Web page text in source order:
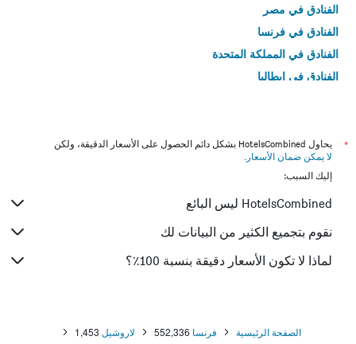
الفنادق في مصر
الفنادق في فرنسا
الفنادق في المملكة المتحدة
الفنادق في إيطاليا
*
يحاول HotelsCombined بشكل دائم الحصول على الأسعار الدقيقة، ولكن
لا يمكن ضمان الأسعار .
إليك السبب:
HotelsCombined ليس البائع
نقوم بتجميع الكثير من البيانات لك
لماذا لا تكون الأسعار دقيقة بنسبة 100٪؟
الصفحة الرئيسية فرنسا 552,336 لاروشيل 1,453